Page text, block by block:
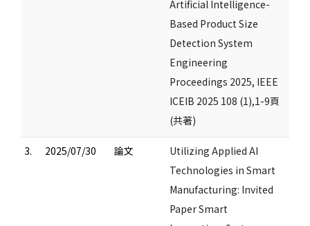
Artificial Intelligence-
Based Product Size
Detection System
Engineering
Proceedings 2025, IEEE
ICEIB 2025 108 (1),1-9頁
(共著)
3. 2025/07/30 論文
Utilizing Applied AI
Technologies in Smart
Manufacturing: Invited
Paper Smart